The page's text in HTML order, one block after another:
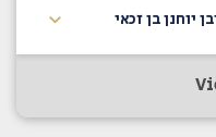
יוחנן בן זכאי